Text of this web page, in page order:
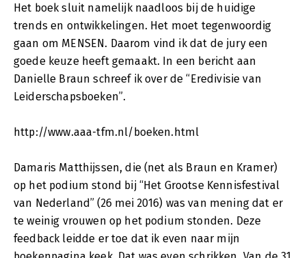
Het boek sluit namelijk naadloos bij de huidige
trends en ontwikkelingen. Het moet tegenwoordig
gaan om MENSEN. Daarom vind ik dat de jury een
goede keuze heeft gemaakt. In een bericht aan
Danielle Braun schreef ik over de “Eredivisie van
Leiderschapsboeken”.
http://www.aaa-tfm.nl/boeken.html
Damaris Matthijssen, die (net als Braun en Kramer)
op het podium stond bij “Het Grootse Kennisfestival
van Nederland” (26 mei 2016) was van mening dat er
te weinig vrouwen op het podium stonden. Deze
feedback leidde er toe dat ik even naar mijn